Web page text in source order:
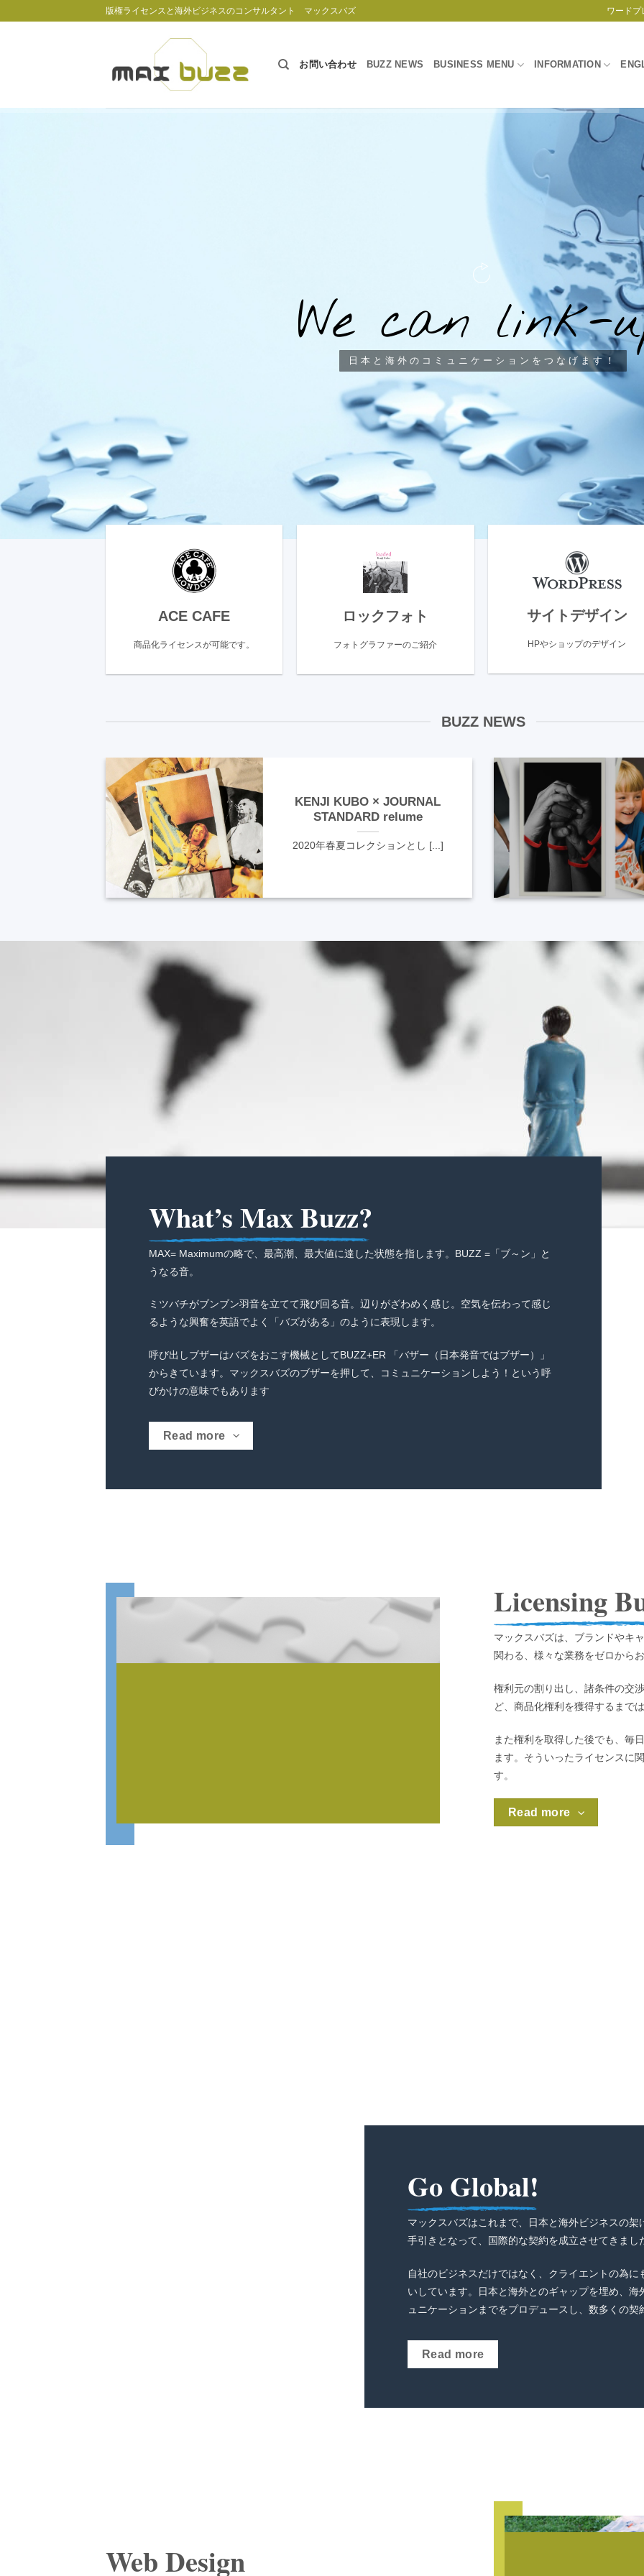
版権ライセンスと海外ビジネスのコンサルタント マックスバズ ワードプ
お問い合わせ BUZZ NEWS BUSINESS MENU INFORMATION
We can link-u
日本と海外のコミュニケーションをつなげます！
ACE CAFE
商品化ライセンスが可能です。
ロックフォト
フォトグラファーのご紹介
サイトデザイン
HPやショップのデザイン
BUZZ NEWS
KENJI KUBO × JOURNAL
STANDARD relume
2020年春夏コレクションとし [...]
What’s Max Buzz?
MAX= Maximumの略で、最高潮、最大値に達した状態を指します。BUZZ =「ブ～ン」と
うなる音。
ミツバチがブンブン羽音を立てて飛び回る音。辺りがざわめく感じ。空気を伝わって感じ
るような興奮を英語でよく「バズがある」のように表現します。
呼び出しブザーはバズをおこす機械としてBUZZ+ER 「バザー（日本発音ではブザー）」
からきています。マックスバズのブザーを押して、コミュニケーションしよう！という呼
びかけの意味でもあります
Read more
Licensing
マックスバズは、ブランドやキ
関わる、様々な業務をゼロから
権利元の割り出し、諸条件の交
ど、商品化権利を獲得するまで
また権利を取得した後でも、毎
ます。そういったライセンスに
す。
Read more
Go Global!
マックスバズはこれまで、日本と海外ビジネスの
手引きとなって、国際的な契約を成立させてきまし
自社のビジネスだけではなく、クライエントの為
いしています。
日本と海外とのギャップを埋め、海
ュニケーションまでをプロデュースし、数多くの契
Read more
Web Design